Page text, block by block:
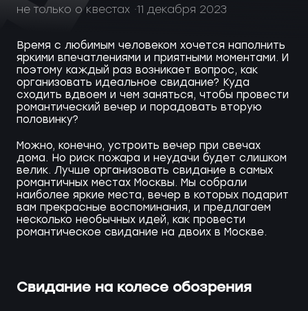
не только о квестах 11 декабря 2023
Время с любимым человеком хочется наполнить
яркими впечатлениями и приятными моментами. И
поэтому каждый раз возникает вопрос, как
организовать идеальное свидание? Куда
сходить вдвоем и чем заняться, чтобы провести
романтический вечер и порадовать вторую
половинку?
Можно, конечно, устроить вечер при свечах
дома. Но риск пожара и неудачи будет слишком
велик. Лучше организовать свидание в самых
романтичных местах Москвы. Мы собрали
наиболее яркие места, вечер в которых подарит
вам прекрасные воспоминания, и предлагаем
несколько необычных идей, как провести
романтическое свидание на двоих в Москве.
Свидание на колесе обозрения